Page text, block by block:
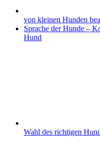
von kleinen Hunden
Sprache der Hunde –
Hund
Wahl des richtigen